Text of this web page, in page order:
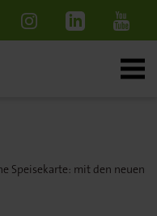
Speisekarte: mit den neuen